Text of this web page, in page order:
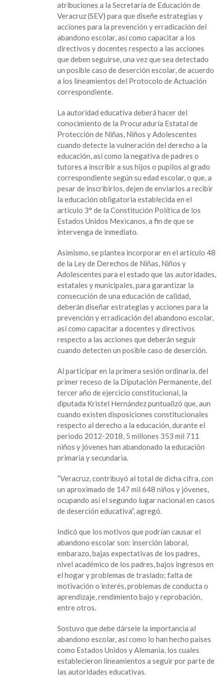
atribuciones a la Secretaría de Educación de
Veracruz (SEV) para que diseñe estrategias y
acciones para la prevención y erradicación del
abandono escolar, así como capacitar a los
directivos y docentes respecto a las acciones
que deben seguirse, una vez que sea detectado
un posible caso de deserción escolar, de acuerdo
a los lineamientos del Protocolo de Actuación
correspondiente.
La autoridad educativa deberá hacer del
conocimiento de la Procuraduría Estatal de
Protección de Niñas, Niños y Adolescentes
cuando detecte la vulneración del derecho a la
educación, así como la negativa de padres o
tutores a inscribir a sus hijos o pupilos al grado
correspondiente según su edad escolar, o que, a
pesar de inscribirlos, dejen de enviarlos a recibir
la educación obligatoria establecida en el
artículo 3° de la Constitución Política de los
Estados Unidos Mexicanos, a fin de que se
intervenga de inmediato.
Asimismo, se plantea incorporar en el artículo 48
de la Ley de Derechos de Niñas, Niños y
Adolescentes para el estado que las autoridades,
estatales y municipales, para garantizar la
consecución de una educación de calidad,
deberán diseñar estrategias y acciones para la
prevención y erradicación del abandono escolar,
así como capacitar a docentes y directivos
respecto a las acciones que deberán seguir
cuando detecten un posible caso de deserción.
Al participar en la primera sesión ordinaria, del
primer receso de la Diputación Permanente, del
tercer año de ejercicio constitucional, la
diputada Kristel Hernández puntualizó que, aun
cuando existen disposiciones constitucionales
respecto al derecho a la educación, durante el
periodo 2012-2018, 5 millones 353 mil 711
niños y jóvenes han abandonado la educación
primaria y secundaria.
“Veracruz, contribuyó al total de dicha cifra, con
un aproximado de 147 mil 648 niños y jóvenes,
ocupando así el segundo lugar nacional en casos
de deserción educativa”, agregó.
Indicó que los motivos que podrían causar el
abandono escolar son: inserción laboral,
embarazo, bajas expectativas de los padres,
nivel académico de los padres, bajos ingresos en
el hogar y problemas de traslado; falta de
motivación o interés, problemas de conducta o
aprendizaje, rendimiento bajo y reprobación,
entre otros.
Sostuvo que debe dársele la importancia al
abandono escolar, así como lo han hecho países
como Estados Unidos y Alemania, los cuales
establecieron lineamientos a seguir por parte de
las autoridades educativas.